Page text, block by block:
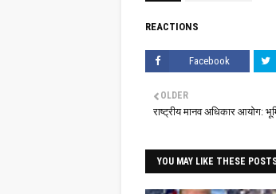
REACTIONS
Facebook
OLDER
राष्ट्रीय मानव अधिकार आयोग:
YOU MAY LIKE THESE